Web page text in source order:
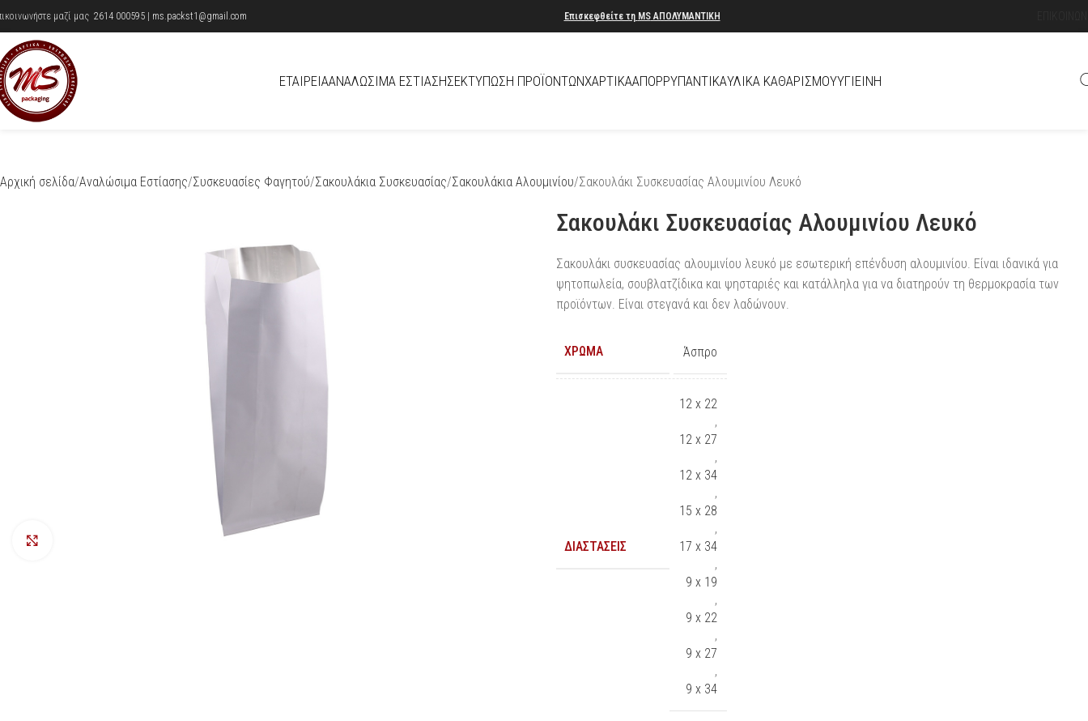
μαζί μας 2614 000595 ms.packst1@gmail.com Επισκεφθείτε τη MSΑΠΟΛΥΜΑΝΤΙΚΗ
ΕΤΑΙΡΕΊΑΑΝΑΛΏΣΙΜΑ ΕΣΤΊΑΣΗΣΕΚΤΎΠΩΣΗ ΠΡΟΪΌΝΤΩΝΧΑΡΤΙΚΆΑΠΟΡΡΥΠΑΝΤΙΚΆΥΛΙΚΆ ΚΑΘΑΡΙΣΜΟΎΥΓΙΕΙΝΉ
Αρχική σελίδα Αναλώσιμα Εστίασης Συσκευασίες Φαγητού Σακουλάκια Συσκευασίας Σακουλάκια Αλουμινίου Σακουλάκι Συσκευασίας Αλουμινίου Λευκό
Σακουλάκι Συσκευασίας Αλουμινίου Λευκό
Σακουλάκι συσκευασίας αλουμινίου λευκό με εσωτερική επένδυση αλουμινίου. Είναι ιδανικά για
ψητοπωλεία, σουβλατζίδικα και ψησταριές και κατάλληλα για να διατηρούν τη θερμοκρασία των
προϊόντων. Είναι στεγανά και δεν λαδώνουν.
ΧΡΏΜΑ Άσπρο
ΔΙΑΣΤΆΣΕΙΣ
12 x 22
,
12 x 27
,
12 x 34
,
15 x 28
,
17 x 34
,
9 x 19
,
9 x 22
,
9 x 27
,
9 x 34